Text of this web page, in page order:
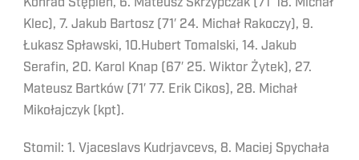
Klec), 7. Jakub Bartosz (71′ 24. Michał Rakoczy), 9.
Łukasz Spławski, 10.Hubert Tomalski, 14. Jakub
Serafin, 20. Karol Knap (67′ 25. Wiktor Żytek), 27.
Mateusz Bartków (71′ 77. Erik Cikos), 28. Michał
Mikołajczyk (kpt).
Stomil: 1. Vjaceslavs Kudrjavcevs, 8. Maciej Spychała